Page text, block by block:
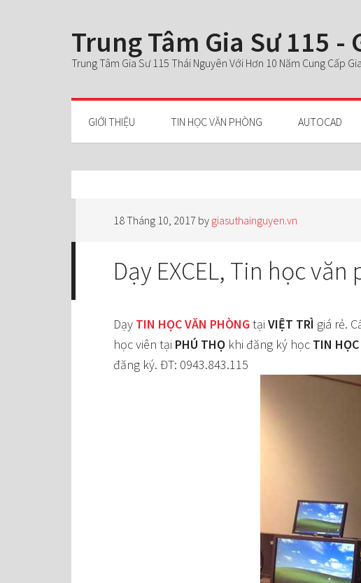
Trung Tâm Gia Sư 115 -
Trung Tâm Gia Sư 115 Thái Nguyên Với Hơn 10 Năm Cung Cấp
GIỚI THIỆU TIN HỌC VĂN PHÒNG AUTOCAD
18 Tháng 10, 2017 by giasuthainguyen.vn
Dạy EXCEL, Tin học
Dạy TIN HỌC VĂN PHÒNGtại VIỆT TRÌ giá rẻ.
học viên tại PHÚ THỌ khi đăng ký học TIN
đăng ký. ĐT: 0943.843.115